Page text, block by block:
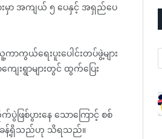
မှာ အကျယ် ၅ ပေနှင့် အရှည်ပေ
ကွယ်ရေးပူးပေါင်းတပ်ဖွဲ့များ
ေးရွာများတွင် ထွက်ပြေး
စ်ပွားနေ သောကြောင့် စစ်
၀) ခန့်ရှိသည်ဟု သိရသည်။